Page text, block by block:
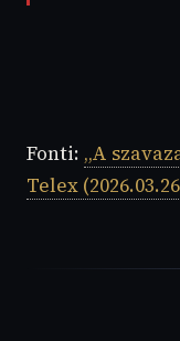
Fonti: „A
Telex